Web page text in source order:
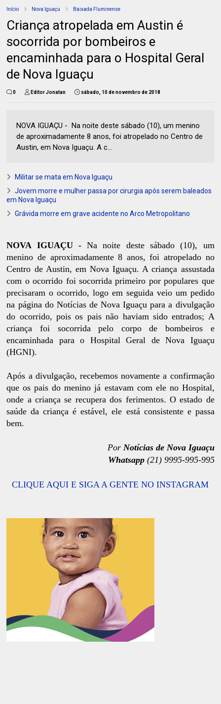
Início Nova Iguaçu Baixada Fluminense
Criança atropelada em Austin é
socorrida por bombeiros e
encaminhada para o Hospital Geral
de Nova Iguaçu
0 Editor Jonatan sábado, 10 de novembro de 2018
NOVA IGUAÇU - Na noite deste sábado (10), um menino
de aproximadamente 8 anos, foi atropelado no Centro de
Austin, em Nova Iguaçu. A c...
Militar se mata em Nova Iguaçu
Jovem morre e mulher passa por cirurgia após serem baleados
em Nova Iguaçu
Grávida morre em grave acidente no Arco Metropolitano
NOVA IGUAÇU -Na noite deste sábado (10), um
menino de aproximadamente 8 anos, foi atropelado no
Centro de Austin, em Nova Iguaçu. A criança assustada
com o ocorrido foi socorrida primeiro por populares que
precisaram o ocorrido, logo em seguida veio um pedido
na página do Notícias de Nova Iguaçu para a divulgação
do ocorrido, pois os pais não haviam sido entrados; A
criança foi socorrida pelo corpo de bombeiros e
encaminhada para o Hospital Geral de Nova Iguaçu
(HGNI).
Após a divulgação, recebemos novamente a confirmação
que os pais do menino já estavam com ele no Hospital,
onde a criança se recupera dos ferimentos. O estado de
saúde da criança é estável, ele está consistente e passa
bem.
Por Notícias de Nova Iguaçu
Whatsapp (21) 9995-995-995
CLIQUE AQUI E SIGA A GENTE NO INSTAGRAM